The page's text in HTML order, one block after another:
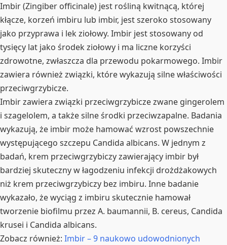
Imbir (Zingiber officinale) jest rośliną kwitnącą, której
kłącze, korzeń imbiru lub imbir, jest szeroko stosowany
jako przyprawa i lek ziołowy. Imbir jest stosowany od
tysięcy lat jako środek ziołowy i ma liczne korzyści
zdrowotne, zwłaszcza dla przewodu pokarmowego. Imbir
zawiera również związki, które wykazują silne właściwości
przeciwgrzybicze.
Imbir zawiera związki przeciwgrzybicze zwane gingerolem
i szagelolem, a także silne środki przeciwzapalne. Badania
wykazują, że imbir może hamować wzrost powszechnie
występującego szczepu Candida albicans. W jednym z
badań, krem przeciwgrzybiczy zawierający imbir był
bardziej skuteczny w łagodzeniu infekcji drożdżakowych
niż krem przeciwgrzybiczy bez imbiru. Inne badanie
wykazało, że wyciąg z imbiru skutecznie hamował
tworzenie biofilmu przez A. baumannii, B. cereus, Candida
krusei i Candida albicans.
Zobacz również: Imbir – 9 naukowo udowodnionych